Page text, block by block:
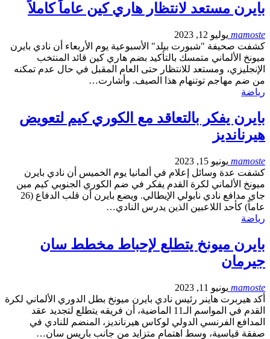
بايرن مستعد لانتظار هاري كين عاماً كاملاً
mamoste يوليو 12, 2023
كشفت صحيفة "شبورت بيلد" الأسبوعية يوم الأربعاء أن نادي بايرن
ميونخ الألماني متمسك بالتأكيد بضم هاري كين قائد المنتخب
الإنجليزي، ومستعد للانتظار حتى العام المقبل في حال عدم تمكنه
من ضم مهاجم توتنهام هذا الصيف. وأشارت…
رياضة
بايرن يفكر بالتعاقد مع الكوري كيم لتعويض
هيرنانديز
mamoste يونيو 15, 2023
كشفت عدة وسائل إعلام في ألمانيا يوم الخميس أن نادي بايرن
ميونخ الألماني لكرة القدم يفكر في ضم الكوري الجنوبي كيم مين
جاي مدافع نادي نابولي الإيطالي. ويضع بايرن أن قلب الدفاع (26
عاماً) كأحد اللاعبين الذين يدرس النادي…
رياضة
بايرن ميونخ يتطلع لإحباط مخطط سان
جيرمان
mamoste يونيو 11, 2023
أكد هيربرت هاينر رئيس نادي بايرن ميونخ بطل الدوري الألماني لكرة
القدم في المواسم الـ11 الماضية، أن فريقه يتطلع لتجديد عقد
المدافع الفرنسي الدولي لوكاس هيرنانديز، المنضم للنادي في
صفقة قياسية، وسط اهتمام متزايد من جانب باريس سان…